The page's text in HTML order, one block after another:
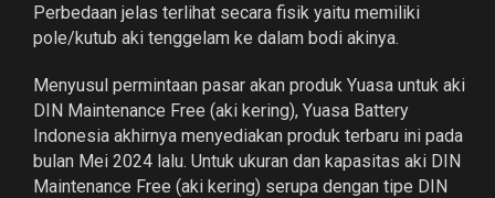
Perbedaan jelas terlihat secara fisik yaitu memiliki
pole/kutub aki tenggelam ke dalam bodi akinya.
Menyusul permintaan pasar akan produk Yuasa untuk aki
DIN Maintenance Free (aki kering), Yuasa Battery
Indonesia akhirnya menyediakan produk terbaru ini pada
bulan Mei 2024 lalu. Untuk ukuran dan kapasitas aki DIN
Maintenance Free (aki kering) serupa dengan tipe DIN